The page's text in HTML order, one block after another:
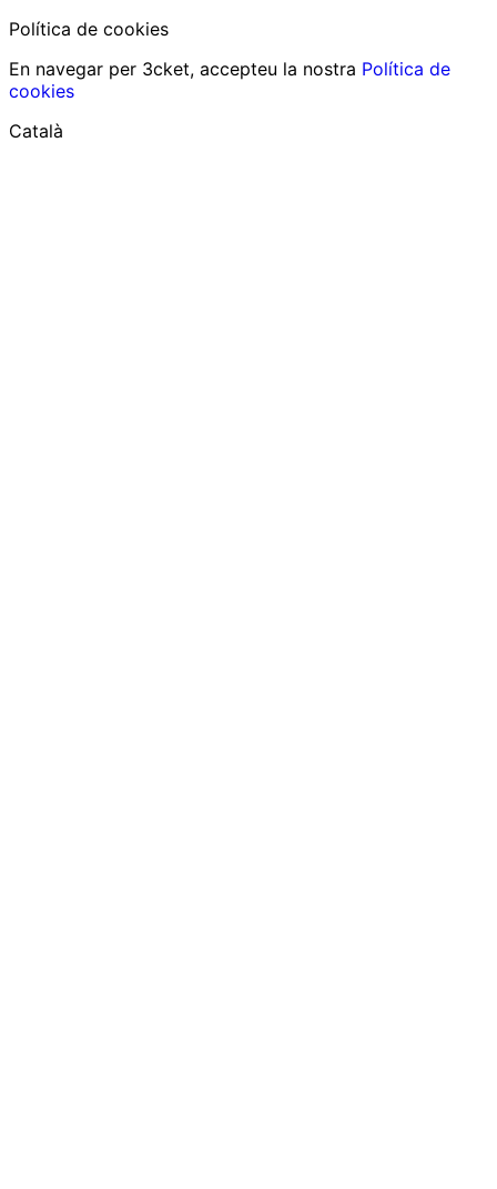
Política de cookies
En navegar per 3cket, accepteu la nostra Política de
cookies
Català